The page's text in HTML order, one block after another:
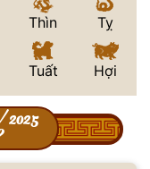
Thìn Tỵ
Tuất Hợi